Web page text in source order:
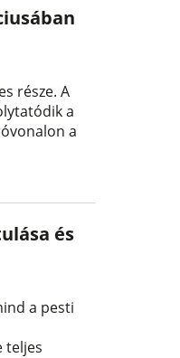
része. A
a
a
és
a pesti
teljes